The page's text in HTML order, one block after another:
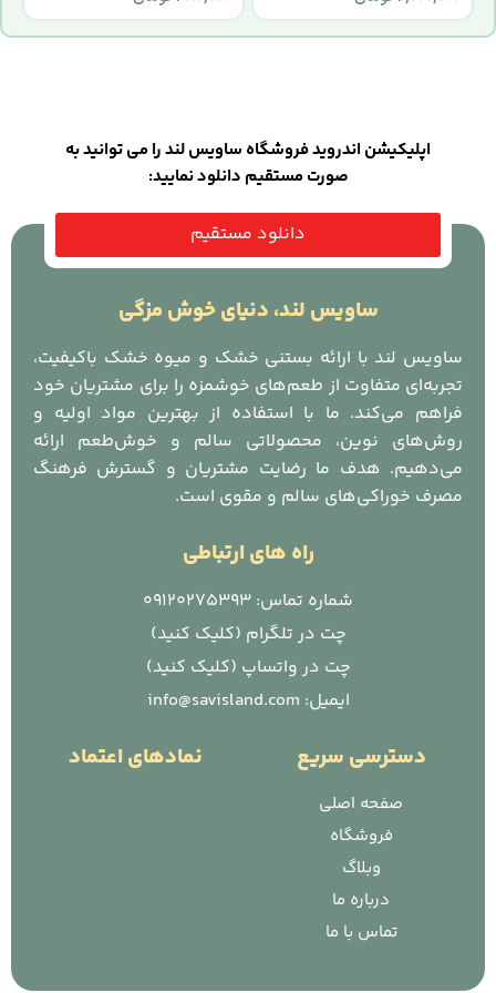
اپلیکیشن اندروید فروشگاه ساویس لند را می توانید به
صورت مستقیم دانلود نمایید:
دانلود مستقیم
ساویس لند، دنیای خوش مزگی
ساویس لند با ارائه بستنی خشک و میوه خشک باکیفیت،
تجربه‌ای متفاوت از طعم‌های خوشمزه را برای مشتریان خود
فراهم می‌کند. ما با استفاده از بهترین مواد اولیه و
روش‌های نوین، محصولاتی سالم و خوش‌طعم ارائه
می‌دهیم. هدف ما رضایت مشتریان و گسترش فرهنگ
مصرف خوراکی‌های سالم و مقوی است.
راه های ارتباطی
شماره تماس: 09120275393
چت در تلگرام (کلیک کنید)
چت در واتساپ (کلیک کنید)
ایمیل: info@savisland.com
دسترسی سریع
صفحه اصلی
فروشگاه
وبلاگ
درباره ما
تماس با ما
نمادهای اعتماد